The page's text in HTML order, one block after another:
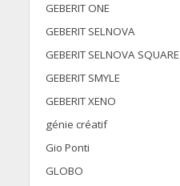
GEBERIT ONE
GEBERIT SELNOVA
GEBERIT SELNOVA SQUARE
GEBERIT SMYLE
GEBERIT XENO
génie créatif
Gio Ponti
GLOBO